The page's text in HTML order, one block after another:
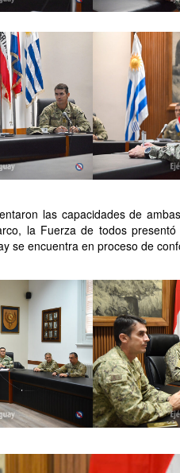
las capacidades de
la Fuerza de todos
se encuentra en proceso de